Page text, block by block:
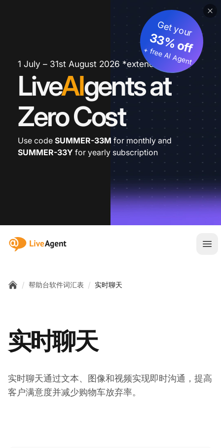
1 July – 31st August 2026 *extended
LiveAIgents at
Zero Cost
Get your
33% off
+ free AI Agent
Use code SUMMER-33M for monthly and
SUMMER-33Y for yearly subscription
:site.title
/ 帮助台软件词汇表 / 实时聊天
实时聊天
实时聊天通过文本、图像和视频实现即时沟通，提高
客户满意度并减少购物车放弃率。